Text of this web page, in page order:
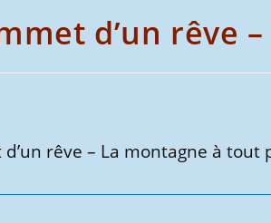
d’un rêve
rêve – La montagne à tout